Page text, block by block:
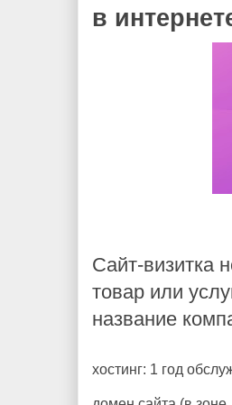
в
Сайт-визитка
товар или
название
хостинг: 1 год